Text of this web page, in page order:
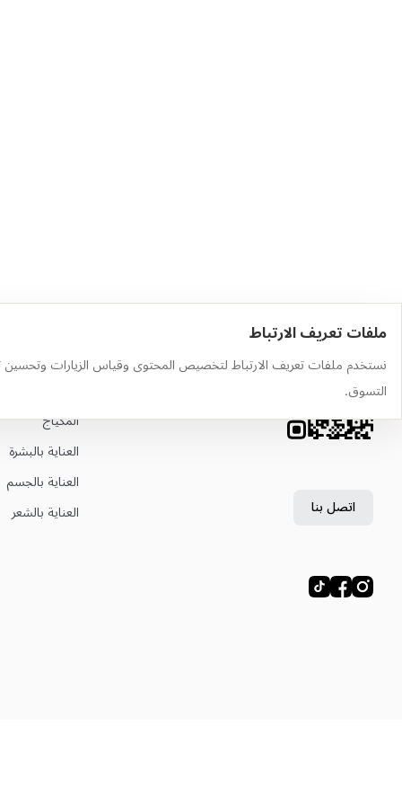
ملفات تعريف الارتباط
نستخدم ملفات تعريف الارتباط لتخصيص المحتوى وقياس الزيارات وتحسين
التسوق.
حمّل التطبيق
اتصل بنا
أهم الفئات
المكياج
العناية بالبشرة
العناية بالجسم
العناية بالشعر